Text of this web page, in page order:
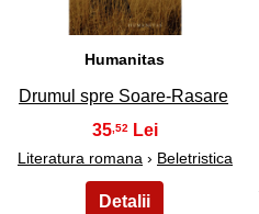
Humanitas
Drumul spre Soare-Rasare
35,52
Literatura romana › Beletristica